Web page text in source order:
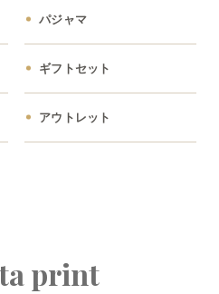
パジャマ
ギフトセット
アウトレット
print